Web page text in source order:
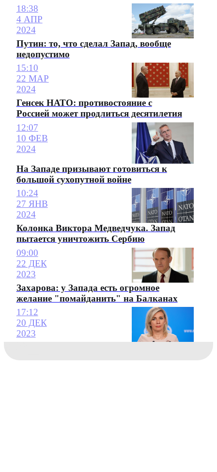
18:38
4 АПР
2024
Путин: то, что сделал Запад, вообще
недопустимо
15:10
22 МАР
2024
Генсек НАТО: противостояние с
Россией может продлиться десятилетия
12:07
10 ФЕВ
2024
На Западе призывают готовиться к
большой сухопутной войне
10:24
27 ЯНВ
2024
Колонка Виктора Медведчука. Запад
пытается уничтожить Сербию
09:00
22 ДЕК
2023
Захарова: у Запада есть огромное
желание "помайданить" на Балканах
17:12
20 ДЕК
2023